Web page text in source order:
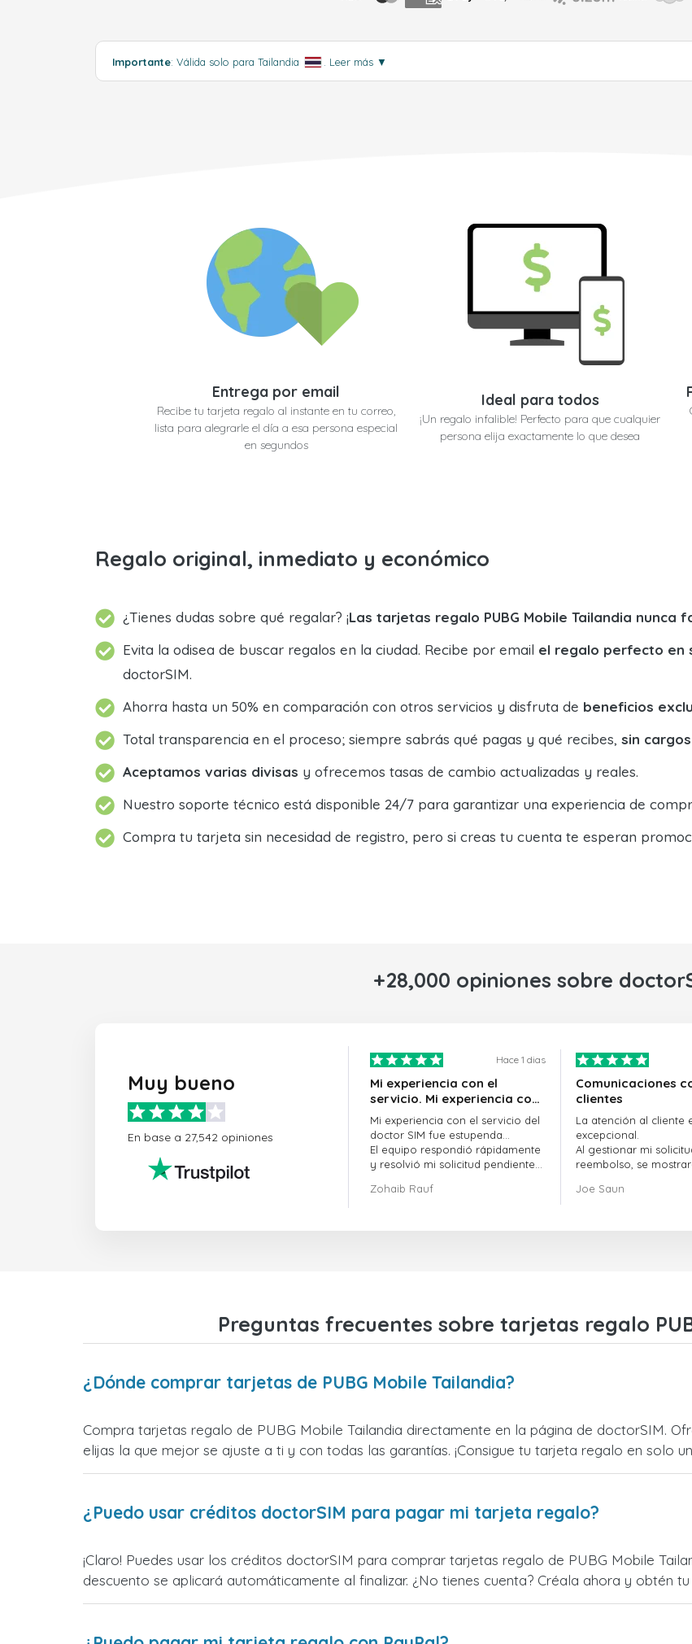
Importante: Válida solo para Tailandia Leer más ▼
Entrega por email
Recibe tu tarjeta regalo al instante en tu correo,
lista para alegrarle el día a esa persona especial
en segundos
Ideal para todos
¡Un regalo infalible! Perfecto para que cualquier
persona elija exactamente lo que desea
Regalo original, inmediato y económico
¿Tienes dudas sobre qué regalar? ¡Las tarjetas regalo PUBG Mobile Tailandia nunca
Evita la odisea de buscar regalos en la ciudad. Recibe por email el regalo perfecto en
doctorSIM.
Ahorra hasta un 50% en comparación con otros servicios y disfruta de beneficios
Total transparencia en el proceso; siempre sabrás qué pagas y qué recibes, sin
Aceptamos varias divisas y ofrecemos tasas de cambio actualizadas y reales.
Nuestro soporte técnico está disponible 24/7 para garantizar una experiencia de
Compra tu tarjeta sin necesidad de registro, pero si creas tu cuenta te esperan
+28,000 opiniones sobre
Muy bueno
En base a 27,542 opiniones
Hace 1 dias
Mi experiencia con el
servicio. Mi experiencia con
el servicio de doctorSIM fue
estupenda.
Mi experiencia con el servicio del
doctor SIM fue estupenda...
El equipo respondió rápidamente
y resolvió mi solicitud pendiente
En general, fue una gran decisión
Zohaib Rauf
Comunicaciones
clientes
La atención al cliente
excepcional.
Al gestionar mi
reembolso, se
gestión del proceso, y
Joe Saun
Preguntas frecuentes sobre tarjetas regalo
¿Dónde comprar tarjetas de PUBG Mobile Tailandia?
Compra tarjetas regalo de PUBG Mobile Tailandia directamente en la página de doctorSIM.
elijas la que mejor se ajuste a ti y con todas las garantías. ¡Consigue tu tarjeta regalo en solo
¿Puedo usar créditos doctorSIM para pagar mi tarjeta regalo?
¡Claro! Puedes usar los créditos doctorSIM para comprar tarjetas regalo de PUBG Mobile
descuento se aplicará automáticamente al finalizar. ¿No tienes cuenta? Créala ahora y obtén